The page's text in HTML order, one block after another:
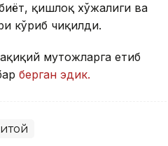
қишлоқ хўжалиги ва
кўриб чиқилди.
муҳтожларга етиб
берган эдик.